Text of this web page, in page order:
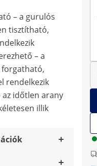
– a gurulós
tisztítható,
– a
rendelkezik
az időtlen arany
illik